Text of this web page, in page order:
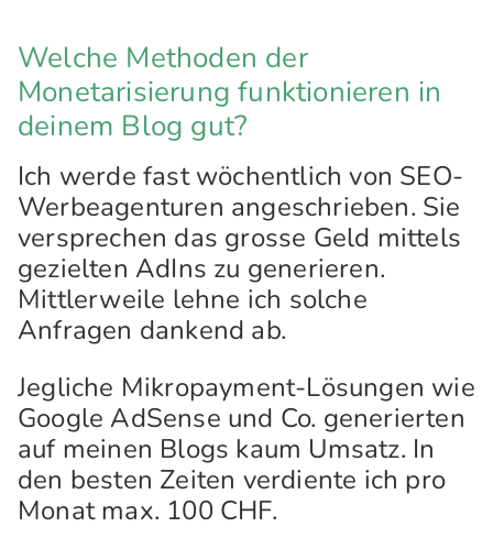
Welche Methoden der
Monetarisierung funktionieren in
deinem Blog gut?
Ich werde fast wöchentlich von SEO-
Werbeagenturen angeschrieben. Sie
versprechen das grosse Geld mittels
gezielten AdIns zu generieren.
Mittlerweile lehne ich solche
Anfragen dankend ab.
Jegliche Mikropayment-Lösungen wie
Google AdSense und Co. generierten
auf meinen Blogs kaum Umsatz. In
den besten Zeiten verdiente ich pro
Monat max. 100 CHF.